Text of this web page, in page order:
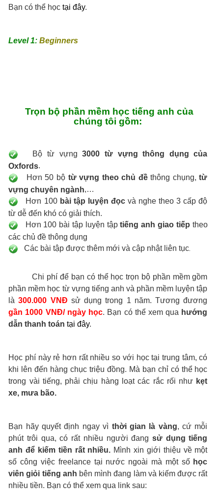
Bạn có thể họctại đây.
Level 1: Beginners
Trọn bộ phần mềm học tiếng anh của
chúng tôi gồm:
Bộ từ vựng3000 từ vựng thông dụng của
Oxfords.
Hơn 50 bộ từ vựng theo chủ đềthông chụng,từ
vựng chuyên ngành,…
Hơn 100 bài tập luyện đọcvà nghe theo 3 cấp độ
từ dễ đến khó có giải thích.
Hơn 100 bài tập luyện tậptiếng anh giao tiếp theo
các chủ đề thông dụng
Các bài tập được thêm mới và cập nhật liên tục.
Chi phí để bạn có thể học trọn bộ phần mềm gồm
phần mềm học từ vựng tiếng anh và phần mềm luyện tập
là300.000 VNĐ sử dụng trong 1 năm. Tương đương
gần 1000 VNĐ/ ngày học. Bạn có thể xem qua hướng
dẫn thanh toán tại đây.
Học phí này rẻ hơn rất nhiều so với học tại trung tâm, có
khi lên đến hàng chục triệu đồng. Mà bạn chỉ có thể học
trong vài tiếng, phải chịu hàng loạt các rắc rối như kẹt
xe, mưa bão.
Bạn hãy quyết định ngay vì thời gian là vàng, cứ mỗi
phút trôi qua, có rất nhiều người đangsử dụng tiếng
anh để kiếm tiền rất nhiều. Mình xin giới thiệu về một
số công việc freelance tại nước ngoài mà một số học
viên giỏi tiếng anh bên mình đang làm và kiếm được rất
nhiều tiền. Bạn có thể xem qua link sau: